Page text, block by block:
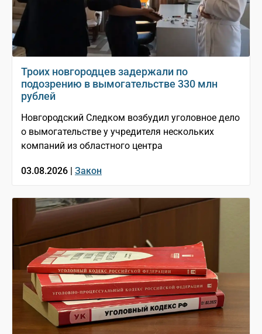
Троих новгородцев задержали по
подозрению в вымогательстве 330 млн
рублей
Новгородский Следком возбудил уголовное дело
о вымогательстве у учредителя нескольких
компаний из областного центра
03.08.2026 | Закон